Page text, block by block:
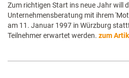
Zum richtigen Start ins neue Jahr will
Unternehmensberatung mit ihrem
am 11. Januar 1997 in Würzburg
Teilnehmer erwartet werden. zum